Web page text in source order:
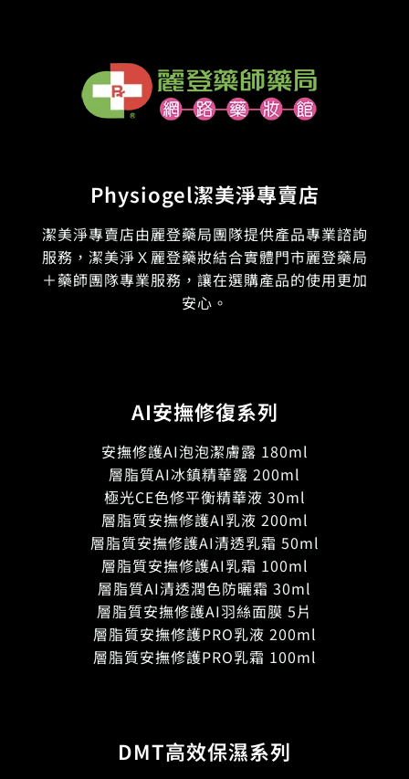
Physiogel潔美淨專賣店
潔美淨專賣店由麗登藥局團隊提供產品專業諮詢
服務，潔美淨Ｘ麗登藥妝結合實體門市麗登藥局
＋藥師團隊專業服務，讓在選購產品的使用更加
安心。
AI安撫修復系列
安撫修護AI泡泡潔膚露 180ml
層脂質AI冰鎮精華露 200ml
極光CE色修平衡精華液 30ml
層脂質安撫修護AI乳液 200ml
層脂質安撫修護AI清透乳霜 50ml
層脂質安撫修護AI乳霜 100ml
層脂質AI清透潤色防曬霜 30ml
層脂質安撫修護AI羽絲面膜 5片
層脂質安撫修護PRO乳液 200ml
層脂質安撫修護PRO乳霜 100ml
DMT高效保濕系列